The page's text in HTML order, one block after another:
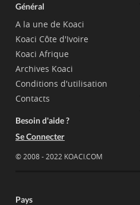
Général
A la une de Koaci
Koaci Côte d'Ivoire
Koaci Afrique
Archives Koaci
Conditions d'utilisation
Contacts
Besoin d'aide ?
Se Connecter
© 2008 - 2022 KOACI.COM
Pays